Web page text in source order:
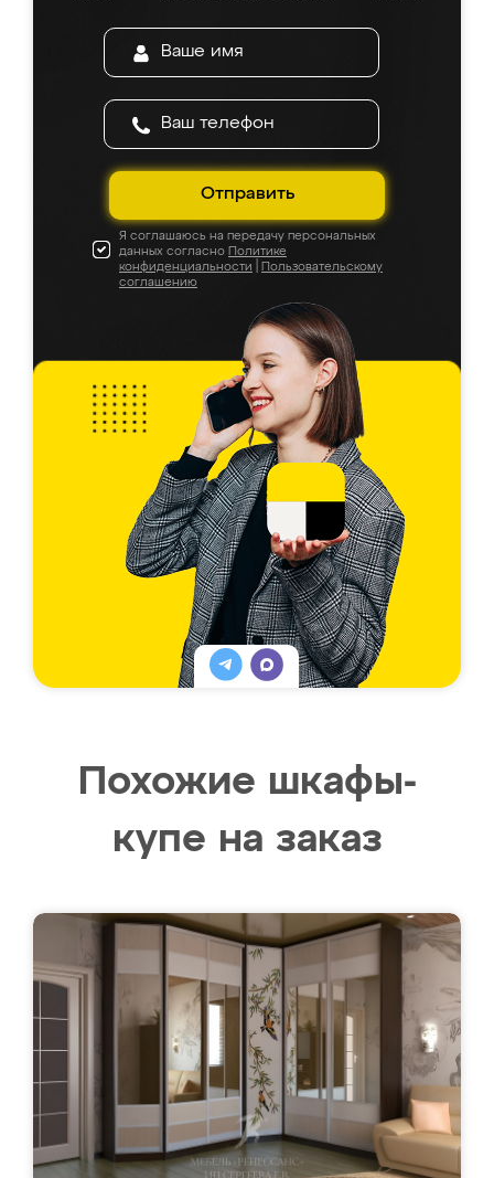
Отправить
Я соглашаюсь на передачу персональных
данных согласно Политике
конфиденциальности
Пользовательскому
соглашению
Похожие шкафы-
купе на заказ